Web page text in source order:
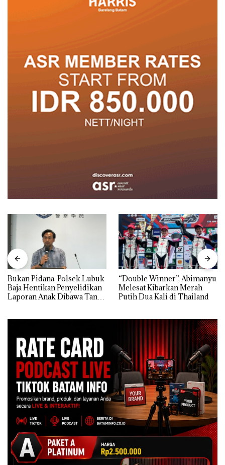
Bukan Pidana, Polsek Lubuk
Baja Hentikan Penyelidikan
Laporan Anak Dibawa Tanpa
“Double Winner”, Abimanyu
Melesat Kibarkan Merah
Putih Dua Kali di Thailand